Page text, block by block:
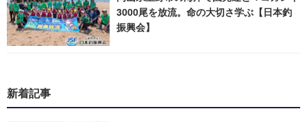
3000尾を放流。命の大切さ学ぶ【日本釣
振興会】
新着記事